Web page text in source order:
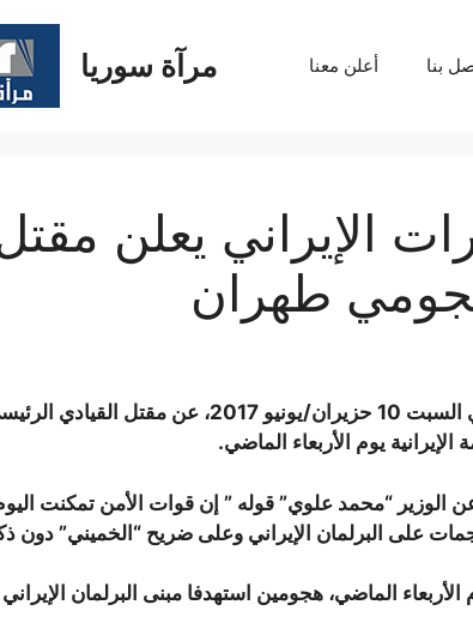
مرآة سوريا بنا أعلن معنا
الإيراني يعلن
طهران
أعلن وزير المخابرات الإيراني السبت 10 حزيران/يونيو
يوم الأربعاء الماضي.
عن الوزير “محمد علوي” قوله ” إن قوات الأمن تمكنت
على البرلمان الإيراني وعلى ضريح “الخميني” دون
الماضي، هجومين استهدفا مبنى البرلمان